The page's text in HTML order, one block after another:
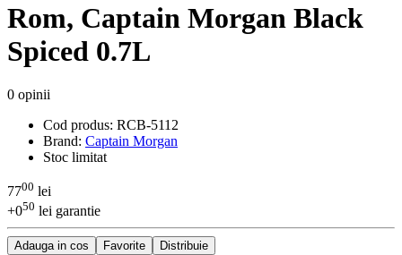
Rom, Captain Morgan Black
Spiced 0.7L
0 opinii
Cod produs: RCB-5112
Brand: Captain Morgan
Stoc limitat
7700 lei
+050 lei garantie
Adauga in cos Favorite Distribuie